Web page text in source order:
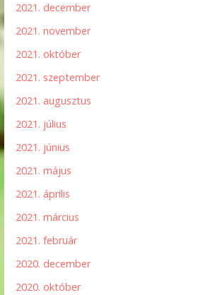
2021. december
2021. november
2021. október
2021. szeptember
2021. augusztus
2021. július
2021. június
2021. május
2021. április
2021. március
2021. február
2020. december
2020. október